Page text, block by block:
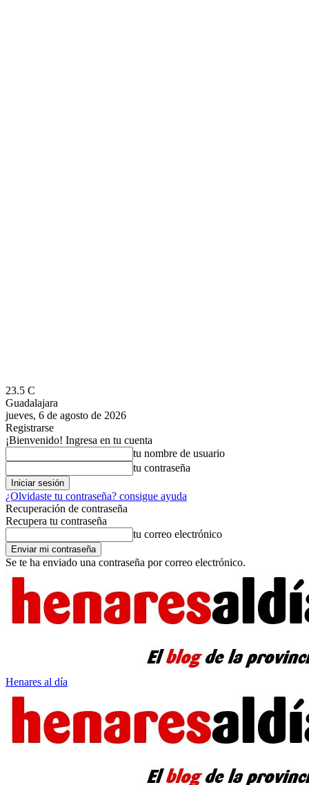
23.5 C
Guadalajara
jueves, 6 de agosto de 2026
Registrarse
¡Bienvenido! Ingresa en tu cuenta
tu nombre de usuario
tu contraseña
¿Olvidaste tu contraseña? consigue ayuda
Recuperación de contraseña
Recupera tu contraseña
tu correo electrónico
Se te ha enviado una contraseña por correo electrónico.
Henares al día